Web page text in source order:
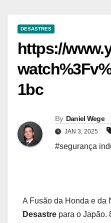
DESASTRES
https://
1bc
By Daniel Wege
JAN 3, 2025
#segurança
A Fusão da Honda e da
Desastre para o Japão.